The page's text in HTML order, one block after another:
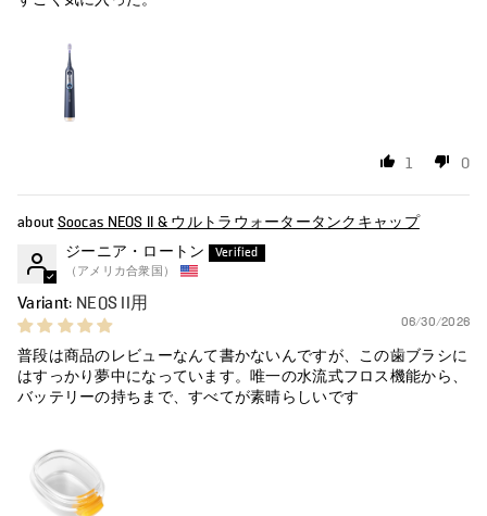
1 0
Soocas NEOS II & ウルトラウォータータンクキャップ
ジーニア・ロートン
（アメリカ合衆国）
NEOS II用
06/30/2026
普段は商品のレビューなんて書かないんですが、この歯ブラシに
はすっかり夢中になっています。唯一の水流式フロス機能から、
バッテリーの持ちまで、すべてが素晴らしいです